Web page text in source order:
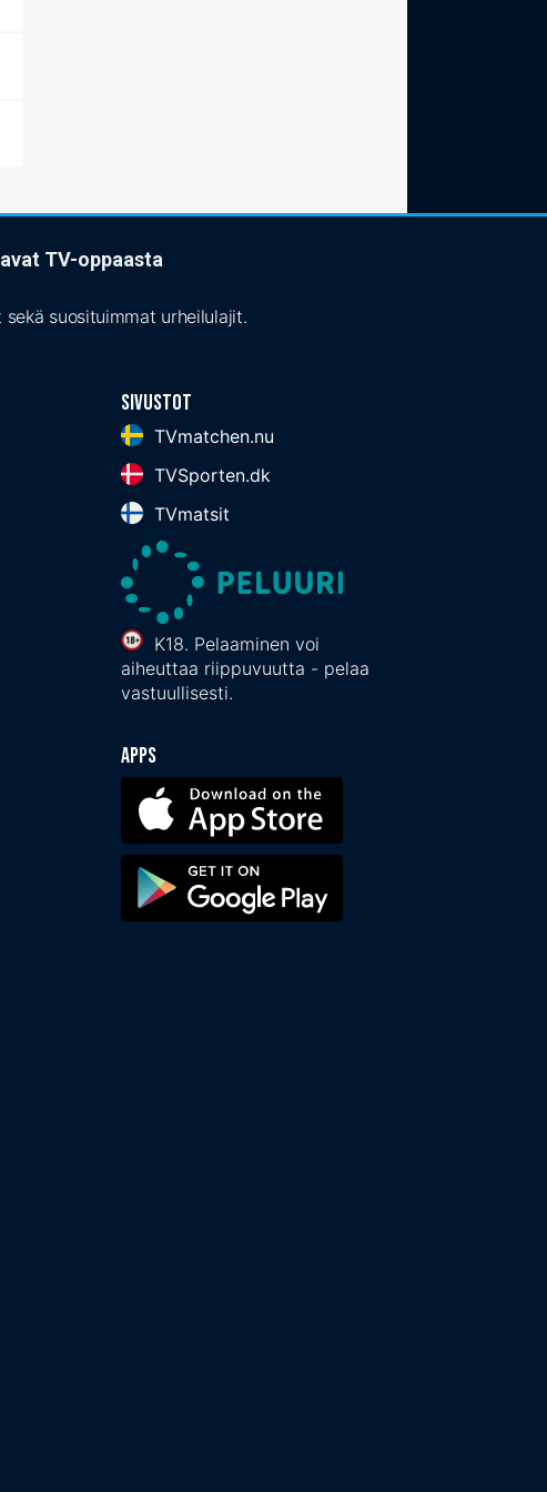
TV-oppaasta
suosituimmat urheilulajit.
Sivustot
TVmatchen.nu
TVSporten.dk
TVmatsit
K18. Pelaaminen voi
aiheuttaa riippuvuutta - pelaa
vastuullisesti.
Apps